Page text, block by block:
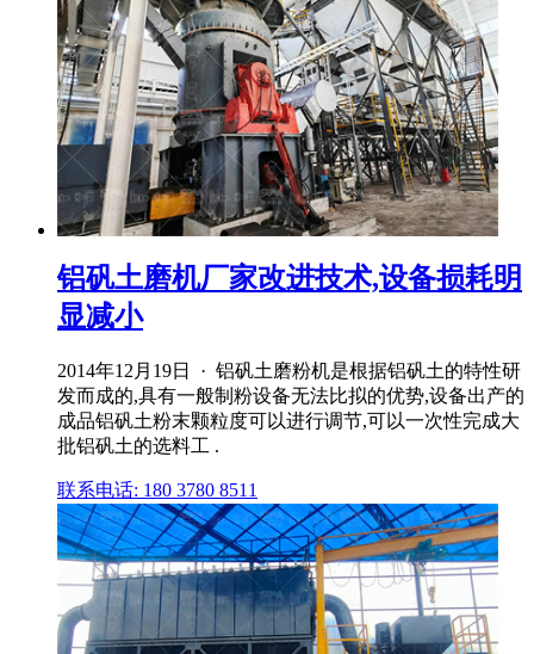
铝矾土磨机厂家改进技术,设备损耗明
显减小
2014年12月19日 · 铝矾土磨粉机是根据铝矾土的特性研
发而成的,具有一般制粉设备无法比拟的优势,设备出产的
成品铝矾土粉末颗粒度可以进行调节,可以一次性完成大
批铝矾土的选料工 .
联系电话: 180 3780 8511